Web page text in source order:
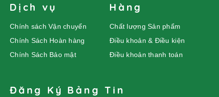
Dịch vụ
Chính sách Vận chuyển
Chính Sách Hoàn hàng
Chính Sách Bảo mật
Hàng
Chất lượng Sản phẩm
Điều khoản & Điều kiện
Điều khoản thanh toán
Đăng Ký Bảng Tin